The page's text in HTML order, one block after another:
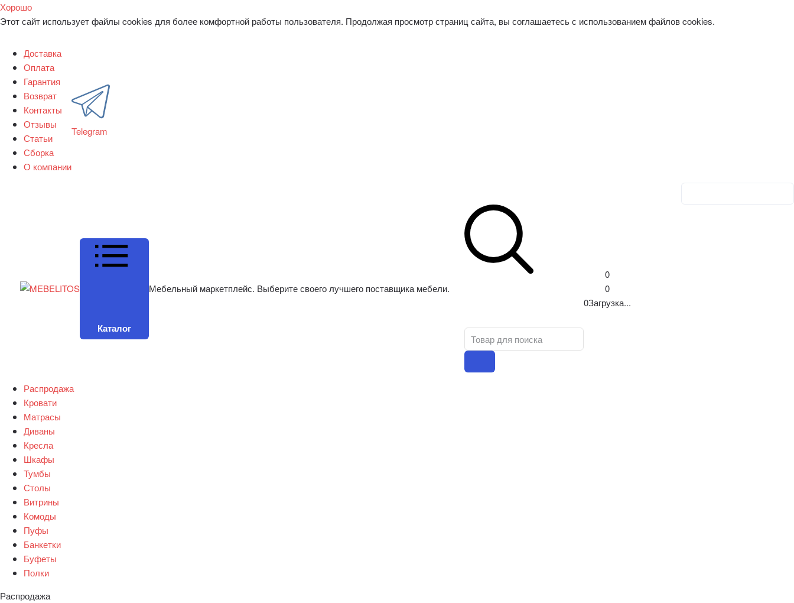
Хорошо
Этот сайт использует файлы cookies для более комфортной работы пользователя. Продолжая просмотр страниц сайта, вы соглашаетесь с использованием файлов cookies.
Доставка
Оплата
Гарантия
Возврат
Контакты
Отзывы
Статьи
Сборка
О компании
Telegram
Каталог
Мебельный маркетплейс. Выберите своего лучшего поставщика мебели.
0
0
0Загрузка...
Распродажа
Кровати
Матрасы
Диваны
Кресла
Шкафы
Тумбы
Столы
Витрины
Комоды
Пуфы
Банкетки
Буфеты
Полки
Распродажа